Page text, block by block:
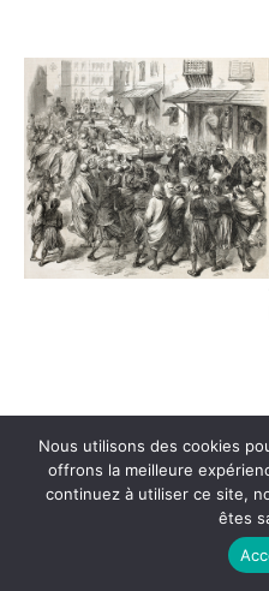
Copyright © 2026
Nous utilisons des cookies
offrons la meilleure
continuez à utiliser ce site,
êtes